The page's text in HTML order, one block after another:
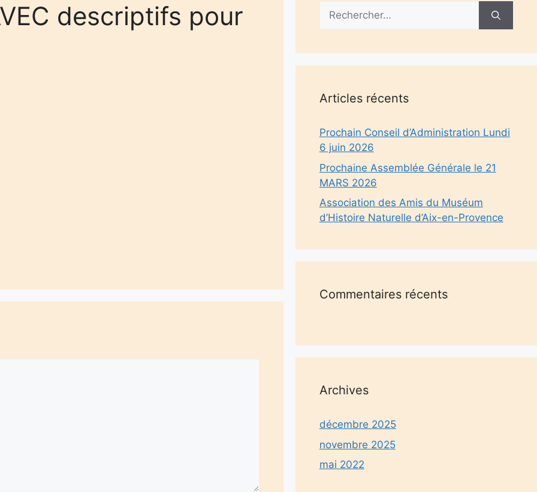
descriptifs pour Rechercher :
Articles récents
Prochain Conseil d’Administration Lundi
6 juin 2026
Prochaine Assemblée Générale le 21
MARS 2026
Association des Amis du Muséum
d’Histoire Naturelle d’Aix-en-Provence
Commentaires récents
Archives
décembre 2025
novembre 2025
mai 2022